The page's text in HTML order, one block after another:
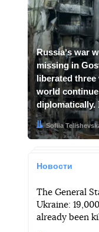
Russiaʼs war
missing in
liberated
world
diplomatically.
Автор:
Sofiia
Дата:
Новости
The General
Ukraine:
already been